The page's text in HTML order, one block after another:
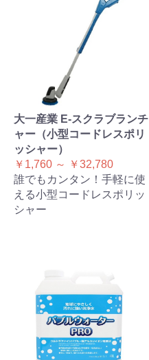
大一産業 E-スクラブランチ
ャー（小型コードレスポリ
ッシャー）
￥1,760 ～ ￥32,780
誰でもカンタン！手軽に使
える小型コードレスポリッ
シャー